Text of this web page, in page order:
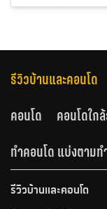
รีวิวบ้านและคอนโด
คอนโด
คอนโดใก
ทำคอนโด แบ่งตามท
รีวิวบ้านและคอนโด